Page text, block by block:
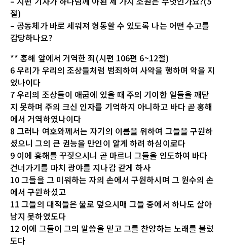
절)
– 공동체가 바로 세워져 형통할 수 있도록 나는 어떤 수고를
감당하나요?
** 홍해 앞에서 거역한 죄(시편 106편 6~12절)
6 우리가 우리의 조상들처럼 범죄하여 사악을 행하며 악을 지
었나이다
7 우리의 조상들이 애굽에 있을 때 주의 기이한 일들을 깨닫
지 못하며 주의 크신 인자를 기억하지 아니하고 바다 곧 홍해
에서 거역하였나이다
8 그러나 여호와께서는 자기의 이름을 위하여 그들을 구원하
셨으니 그의 큰 권능을 만인이 알게 하려 하심이로다
9 이에 홍해를 꾸짖으시니 곧 마르니 그들을 인도하여 바다
건너가기를 마치 광야를 지나감 같게 하사
10 그들을 그 미워하는 자의 손에서 구원하시며 그 원수의 손
에서 구원하셨고
11 그들의 대적들은 물로 덮으시매 그들 중에서 하나도 살아
남지 못하였도다
12 이에 그들이 그의 말씀을 믿고 그를 찬양하는 노래를 불렀
도다